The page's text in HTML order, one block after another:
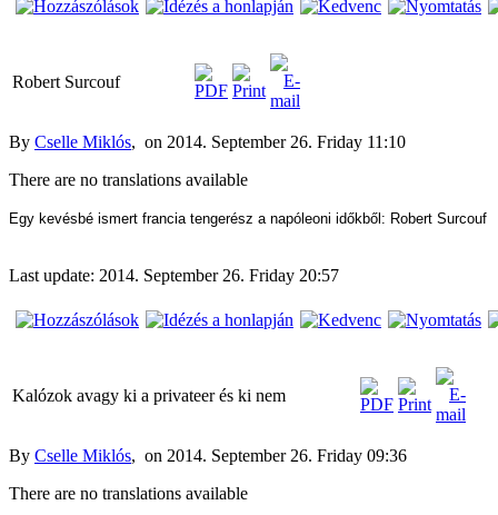
Robert Surcouf
By Cselle Miklós, on 2014. September 26. Friday 11:10
There are no translations available
Egy kevésbé ismert francia tengerész a napóleoni időkből: Robert Surcouf
Last update: 2014. September 26. Friday 20:57
Kalózok avagy ki a privateer és ki nem
By Cselle Miklós, on 2014. September 26. Friday 09:36
There are no translations available